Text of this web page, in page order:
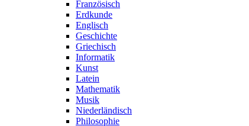
Französisch
Erdkunde
Englisch
Geschichte
Griechisch
Informatik
Kunst
Latein
Mathematik
Musik
Niederländisch
Philosophie